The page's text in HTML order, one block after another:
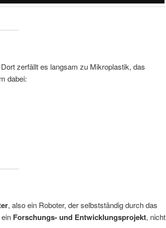
zerfällt es langsam zu Mikroplastik, das
dabei:
, also ein Roboter, der selbstständig durch das
Forschungs- und Entwicklungsprojekt, nicht